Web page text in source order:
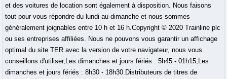
et des voitures de location sont également à disposition. Nous faisons
tout pour vous répondre du lundi au dimanche et nous sommes
généralement joignables entre 10 h et 16 h.Copyright © 2020 Trainline plc
ou ses entreprises affiliées. Nous ne pouvons vous garantir un affichage
optimal du site TER avec la version de votre navigateur, nous vous
conseillons d'utiliser,Les dimanches et jours fériés : 5h45 - 01h15,Les
dimanches et jours fériés : 8h30 - 18h30.Distributeurs de titres de